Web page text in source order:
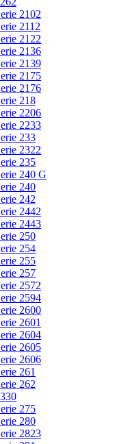
2102
2112
2122
2136
2139
2175
2176
218
2206
2233
233
2322
235
240 G
240
242
2442
2443
250
254
255
257
2572
2594
2600
2601
2604
2605
2606
261
262
275
280
2823